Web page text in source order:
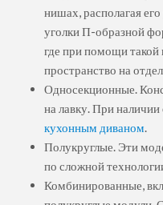
нишах, располагая
уголки П-образной
где при помощи такой
пространство на
Односекционные.
на лавку. При
кухонным диваном.
Полукруглые. Эти
по сложной
Комбинированные,